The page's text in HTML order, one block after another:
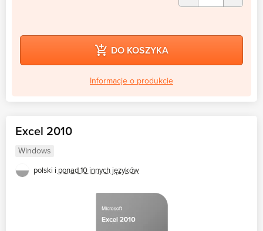
DO KOSZYKA
Informacje o produkcie
Excel 2010
Windows
polski i ponad 10 innych języków